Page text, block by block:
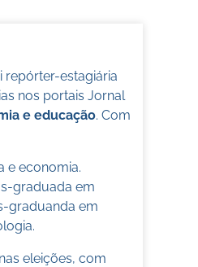
repórter-estagiária
nos portais Jornal
e educação. Com
e economia.
graduada em
graduanda em
eleições, com